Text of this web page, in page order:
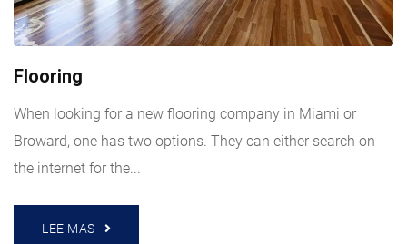
Flooring
When looking for a new flooring company in Miami or
Broward, one has two options. They can either search on
the internet for the...
LEE MAS